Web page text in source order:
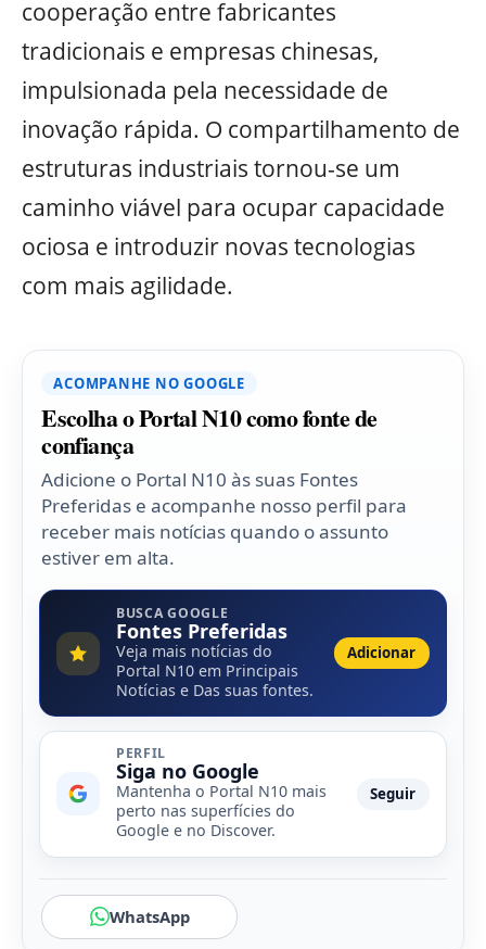
cooperação entre fabricantes
tradicionais e empresas chinesas,
impulsionada pela necessidade de
inovação rápida. O compartilhamento de
estruturas industriais tornou-se um
caminho viável para ocupar capacidade
ociosa e introduzir novas tecnologias
com mais agilidade.
ACOMPANHE NO GOOGLE
Escolha o Portal N10 como fonte de
confiança
Adicione o Portal N10 às suas Fontes
Preferidas e acompanhe nosso perfil para
receber mais notícias quando o assunto
estiver em alta.
BUSCA GOOGLE
Fontes Preferidas
Veja mais notícias do
Portal N10 em Principais
Notícias e Das suas fontes.
Adicionar
PERFIL
Siga no Google
Mantenha o Portal N10 mais
perto nas superfícies do
Google e no Discover.
Seguir
WhatsApp